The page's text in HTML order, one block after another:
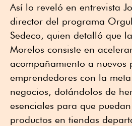
Así lo reveló en entrevista
director del programa
Sedeco, quien detalló que
Morelos consiste en
acompañamiento a nuevos
emprendedores con la
negocios, dotándolos de
esenciales para que
productos en tiendas